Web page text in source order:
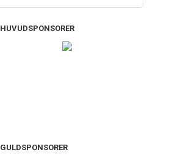
HUVUDSPONSORER
GULDSPONSORER